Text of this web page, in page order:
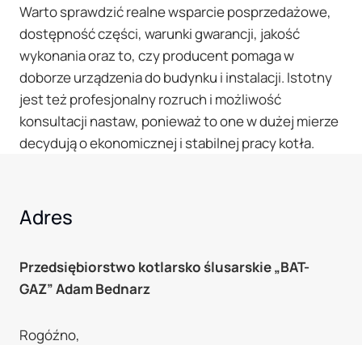
Warto sprawdzić realne wsparcie posprzedażowe,
dostępność części, warunki gwarancji, jakość
wykonania oraz to, czy producent pomaga w
doborze urządzenia do budynku i instalacji. Istotny
jest też profesjonalny rozruch i możliwość
konsultacji nastaw, ponieważ to one w dużej mierze
decydują o ekonomicznej i stabilnej pracy kotła.
Adres
Przedsiębiorstwo kotlarsko ślusarskie„BAT-
GAZ” Adam Bednarz
Rogóźno,